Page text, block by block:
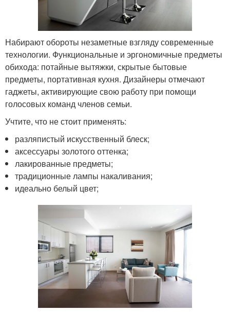
Набирают обороты незаметные взгляду современные
технологии. Функциональные и эргономичные предметы
обихода: потайные вытяжки, скрытые бытовые
предметы, портативная кухня. Дизайнеры отмечают
гаджеты, активирующие свою работу при помощи
голосовых команд членов семьи.
Учтите, что не стоит применять:
разляпистый искусственный блеск;
аксессуары золотого оттенка;
лакированные предметы;
традиционные лампы накаливания;
идеально белый цвет;